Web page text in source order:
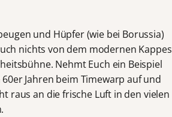
und Hüpfer (wie bei Borussia)
nichts von dem modernen Kappes
Nehmt Euch ein Beispiel
Jahren beim Timewarp auf und
raus an die frische Luft in den vielen